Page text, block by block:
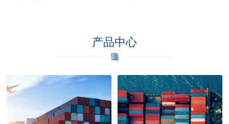
产品中心